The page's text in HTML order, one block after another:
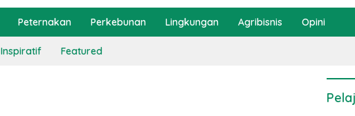
Peternakan Perkebunan Lingkungan Agribisnis Opini
Inspiratif Featured